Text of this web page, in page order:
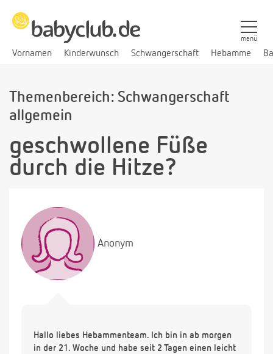
Vornamen Kinderwunsch Schwangerschaft Hebamme
menü
Themenbereich: Schwangerschaft
allgemein
geschwollene Füße
durch die Hitze?
Anonym
Hallo liebes Hebammenteam. Ich bin in ab morgen
in der 21. Woche und habe seit 2 Tagen einen leicht